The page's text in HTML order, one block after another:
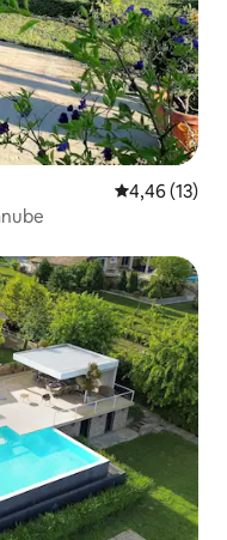
Évaluation
4,46 (13)